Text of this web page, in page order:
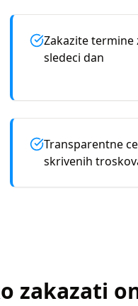
Zakazite termine
sledeci dan
Transparentne
skrivenih
zakazati